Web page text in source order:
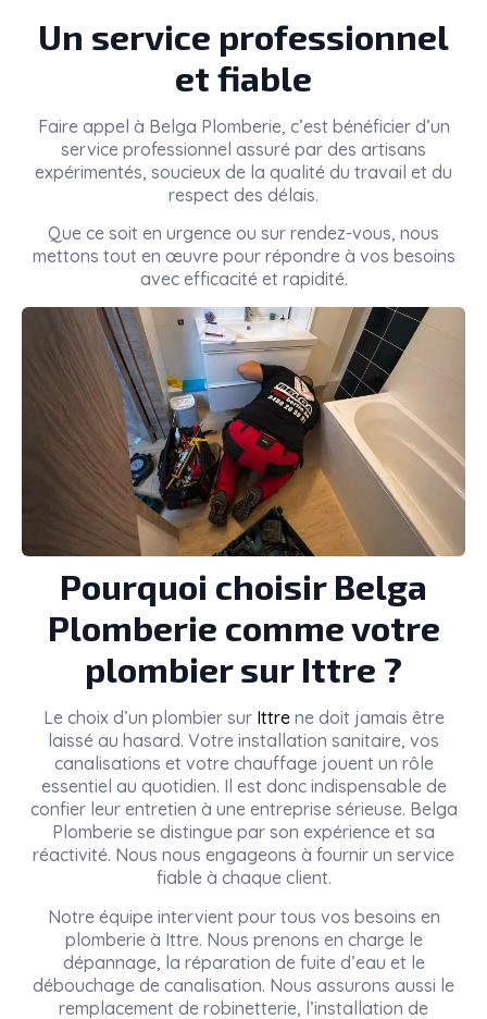
Un service professionnel
et fiable
Faire appel à Belga Plomberie, c’est bénéficier d’un
service professionnel assuré par des artisans
expérimentés, soucieux de la qualité du travail et du
respect des délais.
Que ce soit en urgence ou sur rendez-vous, nous
mettons tout en œuvre pour répondre à vos besoins
avec efficacité et rapidité.
Pourquoi choisir Belga
Plomberie comme votre
plombier sur Ittre ?
Le choix d’un plombier sur Ittrene doit jamais être
laissé au hasard. Votre installation sanitaire, vos
canalisations et votre chauffage jouent un rôle
essentiel au quotidien. Il est donc indispensable de
confier leur entretien à une entreprise sérieuse. Belga
Plomberie se distingue par son expérience et sa
réactivité. Nous nous engageons à fournir un service
fiable à chaque client.
Notre équipe intervient pour tous vos besoins en
plomberie à Ittre. Nous prenons en charge le
dépannage, la réparation de fuite d’eau et le
débouchage de canalisation. Nous assurons aussi le
remplacement de robinetterie, l’installation de